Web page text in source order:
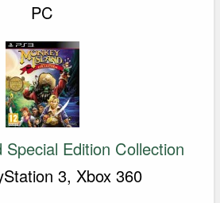
PC
Edition Collection
3, Xbox 360